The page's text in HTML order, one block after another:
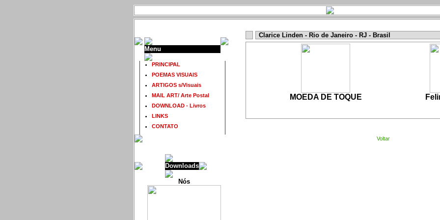
Menu
PRINCIPAL
POEMAS VISUAIS
ARTIGOS s/Visuais
MAIL ART/ Arte Postal
DOWNLOAD - Livros
LINKS
CONTATO
Downloads
Nós
Clarice Linden - Rio de Janeiro - RJ - Brasil
MOEDA DE TOQUE
Voltar